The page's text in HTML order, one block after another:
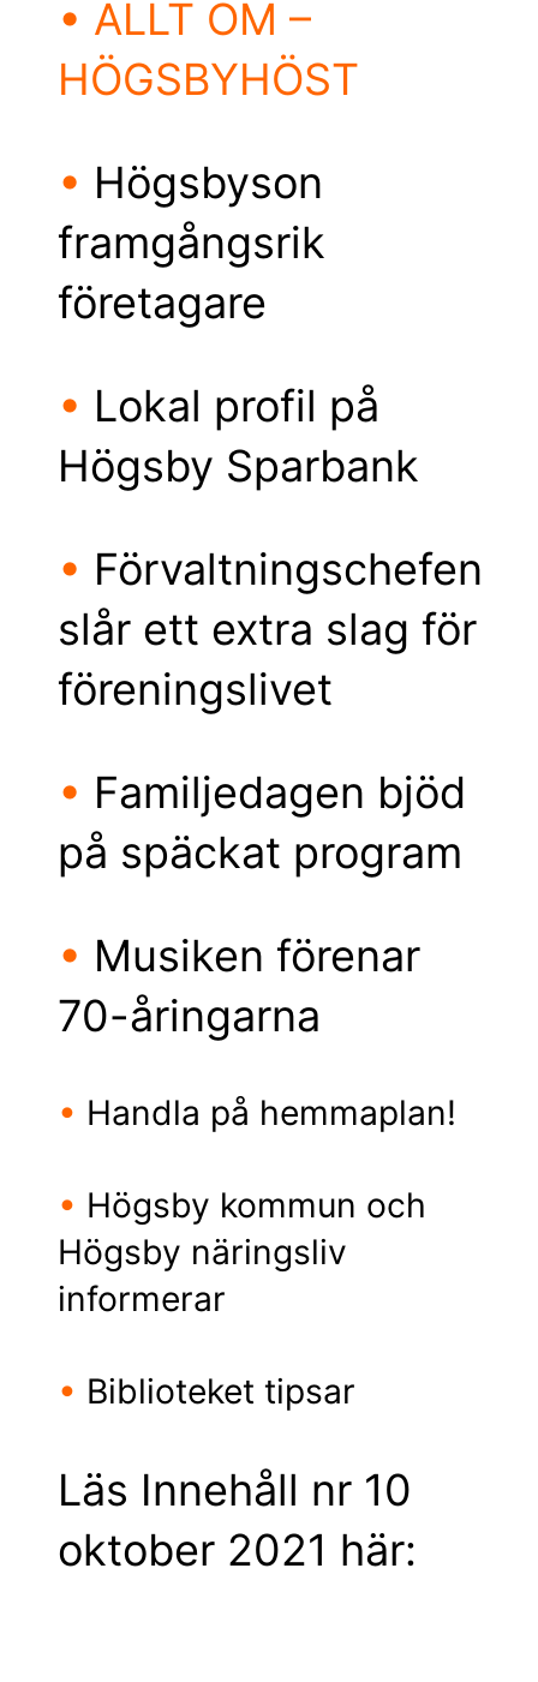
• ALLT OM –
HÖGSBYHÖST
• Högsbyson
framgångsrik
företagare
• Lokal profil på
Högsby Sparbank
• Förvaltningschefen
slår ett extra slag för
föreningslivet
• Familjedagen bjöd
på späckat program
• Musiken förenar
70-åringarna
• Handla på hemmaplan!
• Högsby kommun och
Högsby näringsliv
informerar
• Biblioteket tipsar
Läs Innehåll nr 10
oktober 2021 här: